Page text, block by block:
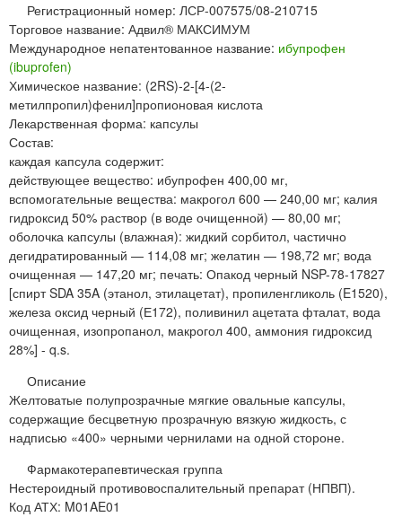
Регистрационный номер: ЛСР-007575/08-210715
Торговое название: Адвил® МАКСИМУМ
Международное непатентованное название: ибупрофен
(ibuprofen)
Химическое название: (2RS)-2-[4-(2-
метилпропил)фенил]пропионовая кислота
Лекарственная форма: капсулы
Состав:
каждая капсула содержит:
действующее вещество: ибупрофен 400,00 мг,
вспомогательные вещества: макрогол 600 — 240,00 мг; калия
гидроксид 50% раствор (в воде очищенной) — 80,00 мг;
оболочка капсулы (влажная): жидкий сорбитол, частично
дегидратированный — 114,08 мг; желатин — 198,72 мг; вода
очищенная — 147,20 мг; печать: Опакод черный NSP-78-17827
[спирт SDA 35A (этанол, этилацетат), пропиленгликоль (E1520),
железа оксид черный (Е172), поливинил ацетата фталат, вода
очищенная, изопропанол, макрогол 400, аммония гидроксид
28%] - q.s.
Описание
Желтоватые полупрозрачные мягкие овальные капсулы,
содержащие бесцветную прозрачную вязкую жидкость, с
надписью «400» черными чернилами на одной стороне.
Фармакотерапевтическая группа
Нестероидный противовоспалительный препарат (НПВП).
Код АТХ: M01AE01